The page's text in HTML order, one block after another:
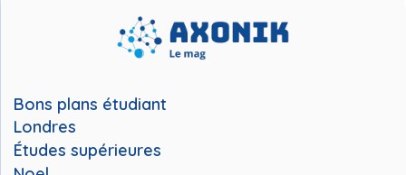
Bons plans étudiant
Londres
Études supérieures